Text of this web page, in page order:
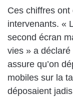
Ces chiffres
intervenants. «
second écran
vies » a déclaré
assure qu’on
mobiles sur la
déposaient